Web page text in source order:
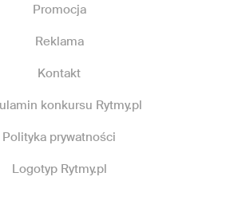
Promocja
Reklama
Kontakt
konkursu Rytmy.pl
Polityka prywatności
Logotyp Rytmy.pl